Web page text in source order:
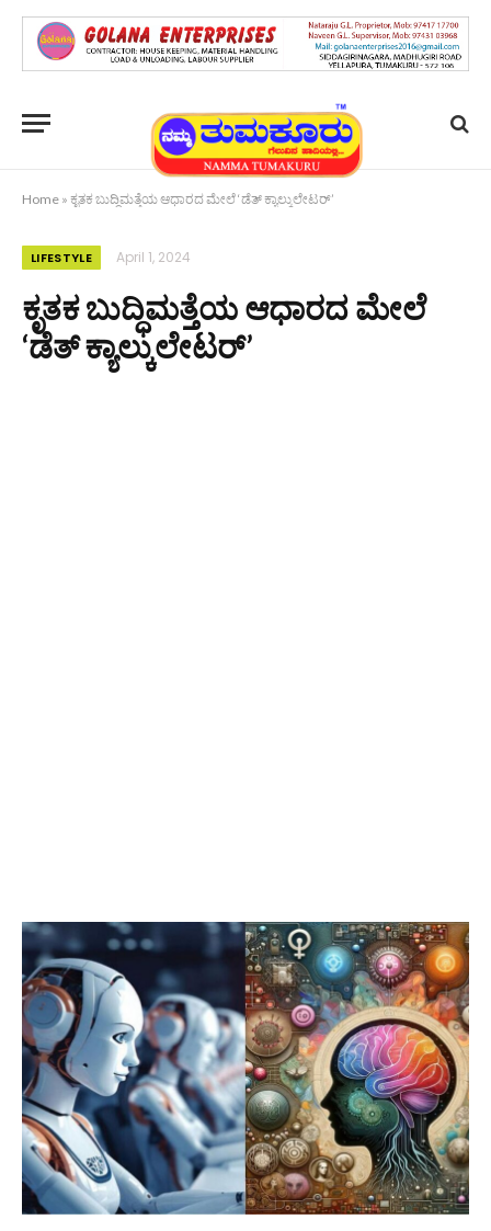
Home » ಕೃತಕ ಬುದ್ಧಿಮತ್ತೆಯ ಆಧಾರದ ಮೇಲೆ ‘ಡೆತ್ ಕ್ಯಾಲ್ಕುಲೇಟರ್’
LIFESTYLE April 1, 2024
ಕೃತಕ ಬುದ್ಧಿಮತ್ತೆಯ ಆಧಾರದ ಮೇಲೆ
‘ಡೆತ್ ಕ್ಯಾಲ್ಕುಲೇಟರ್’